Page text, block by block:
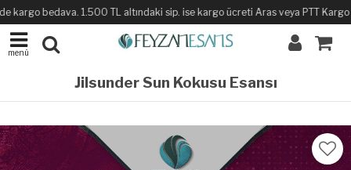
bedava. 1.500 TL altındaki sip. ise kargo ücreti Aras veya PTT
menü
Jilsunder Sun Kokusu Esansı